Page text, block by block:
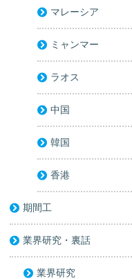
マレーシア
ミャンマー
ラオス
中国
韓国
香港
期間工
業界研究・裏話
業界研究